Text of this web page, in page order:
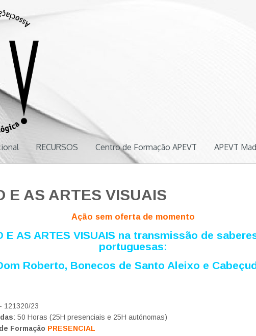
de Educação Visual e Tecnológica
RECURSOS Centro de Formação APEVT APEVT
E AS ARTES VISUAIS
Ação sem oferta de momento
E AS ARTES VISUAIS na transmissão de
portuguesas:
Roberto, Bonecos de Santo Aleixo e
121320/23
: 50 Horas (25H presenciais e 25H autónomas)
Formação PRESENCIAL